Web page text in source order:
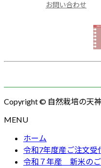
お問い合わせ
Copyright © 自然栽培の天
MENU
ホーム
令和7年度産ご注文受
令和７年産 新米の